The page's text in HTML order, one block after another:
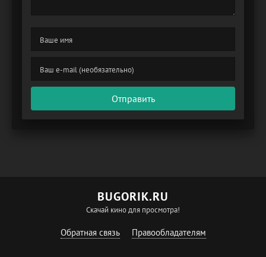
Отправить
BUGORIK.RU
Скачай кино для просмотра!
Обратная связь Правообладателям